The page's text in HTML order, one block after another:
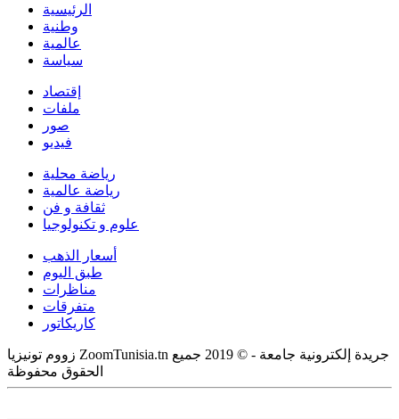
الرئيسية
وطنية
عالمية
سياسة
إقتصاد
ملفات
صور
فيديو
رياضة محلية
رياضة عالمية
ثقافة و فن
علوم و تكنولوجيا
أسعار الذهب
طبق اليوم
مناظرات
متفرقات
كاريكاتور
زووم تونيزيا ZoomTunisia.tn جريدة إلكترونية جامعة - © 2019 جميع
الحقوق محفوظة